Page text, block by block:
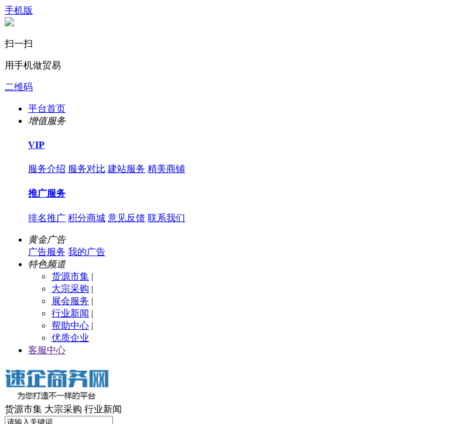
手机版
扫一扫
用手机做贸易
二维码
平台首页
增值服务
VIP
服务介绍 服务对比 建站服务 精美商铺
推广服务
排名推广 积分商城 意见反馈 联系我们
黄金广告
广告服务 我的广告
特色频道
货源市集 |
大宗采购 |
展会服务 |
行业新闻 |
帮助中心 |
优质企业
客服中心
货源市集 大宗采购 行业新闻